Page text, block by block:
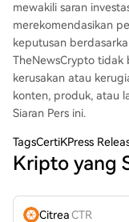
mewakili saran
merekomendasikan
keputusan
TheNewsCrypto
kerusakan atau
konten, produk, atau
Siaran Pers ini.
TagsCertiKPress
Kripto yang
CitreaCTR